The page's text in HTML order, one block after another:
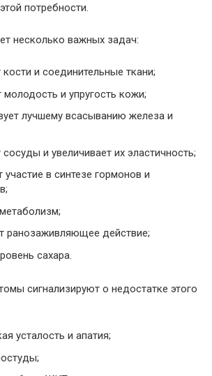
потребности.
несколько важных задач:
кости и соединительные ткани;
молодость и упругость кожи;
лучшему всасыванию железа и
сосуды и увеличивает их эластичность;
участие в синтезе гормонов и
ранозаживляющее действие;
сахара.
сигнализируют о недостатке этого
усталость и апатия;